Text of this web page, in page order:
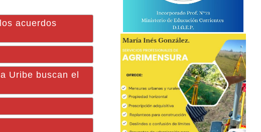
acuerdos
Uribe buscan el